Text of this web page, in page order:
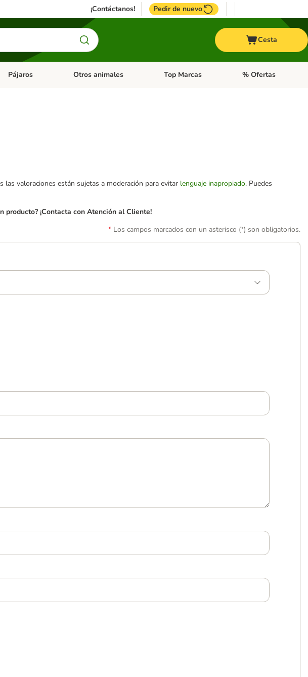
¡Contáctanos! Pedir de nuevo
Cesta
Menú de categoria abierto: Roedores y +
Pájaros Menú de categoria abierto: Pájaros
Otros animales Menú de categoria abierto: Otros animales
Top Marcas Menú de categoria
% Ofertas
las valoraciones están sujetas a moderación para evitar lenguaje inapropiado. Puedes
¡Contacta con Atención al Cliente!
Los campos marcados con un asterisco (*) son obligatorios.